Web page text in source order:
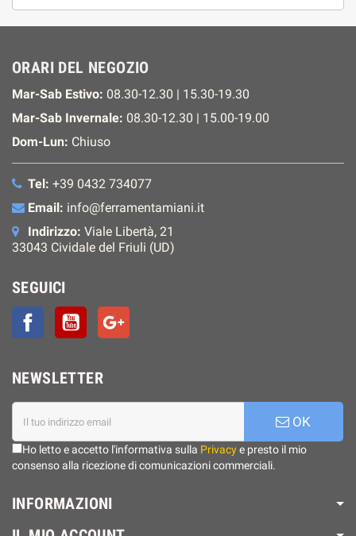
ORARI DEL NEGOZIO
Mar-Sab Estivo: 08.30-12.30 | 15.30-19.30
Mar-Sab Invernale: 08.30-12.30 | 15.00-19.00
Dom-Lun: Chiuso
Tel: +39 0432 734077
Email: info@ferramentamiani.it
Indirizzo: Viale Libertà, 21
33043 Cividale del Friuli (UD)
SEGUICI
FacebookYouTube
NEWSLETTER
OK
Ho letto e accetto l'informativa sulla Privacye presto il mio
consenso alla ricezione di comunicazioni commerciali.
INFORMAZIONI